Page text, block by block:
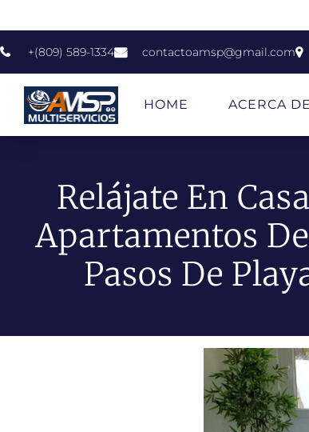
+(809) 589-1334 contactoamsp@gmail.com
HOME ACERCA
Relájate En
Apartamentos
Pasos De